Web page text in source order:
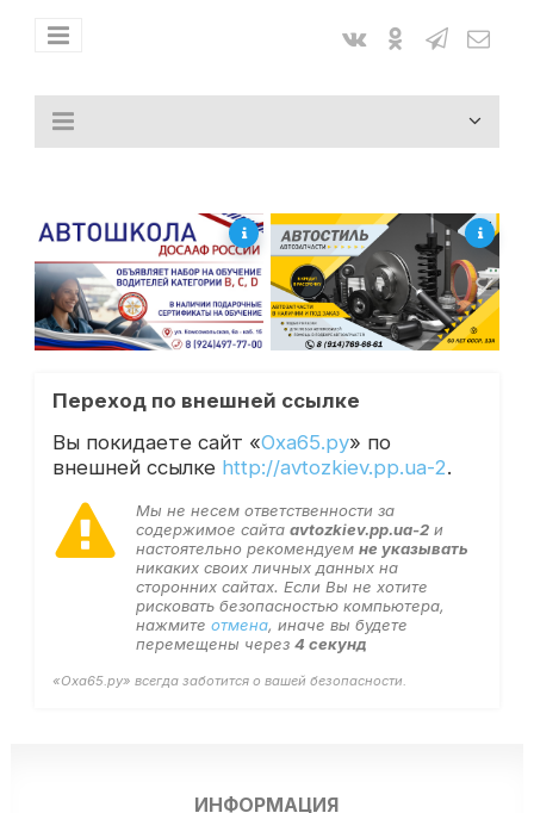
Переход по внешней ссылке
Вы покидаете сайт «Оха65.ру» по
внешней ссылке http://avtozkiev.pp.ua-2.
Мы не несем ответственности за
содержимое сайта avtozkiev.pp.ua-2и
настоятельно рекомендуем не указывать
никаких своих личных данных на
сторонних сайтах. Если Вы не хотите
рисковать безопасностью компьютера,
нажмите отмена, иначе вы будете
перемещены через 4 секунд
«Оха65.ру» всегда заботится о вашей безопасности.
ИНФОРМАЦИЯ